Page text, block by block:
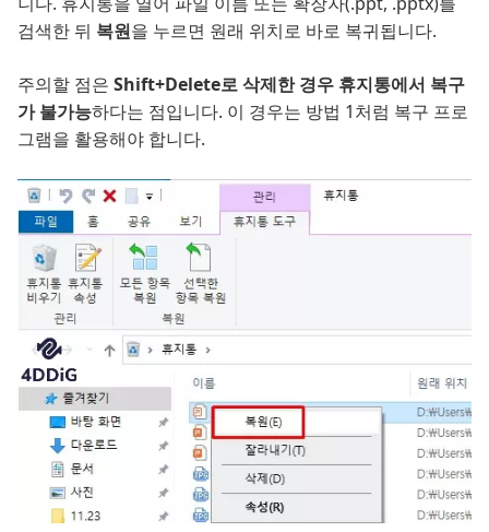
검색한 뒤 복원을 누르면 원래 위치로 바로 복귀됩니다.
주의할 점은 Shift+Delete로 삭제한 경우 휴지통에서 복구
가 불가능하다는 점입니다. 이 경우는 방법 1처럼 복구 프로
그램을 활용해야 합니다.